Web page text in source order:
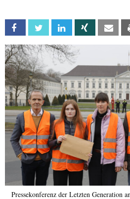
Facebook Twitter Linkedin Xing
Pressekonferenz der Letzten Generation